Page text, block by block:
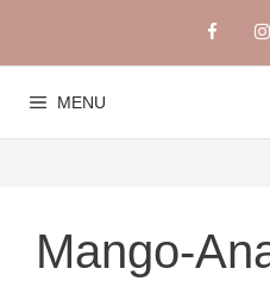
content
MENU
Mango-